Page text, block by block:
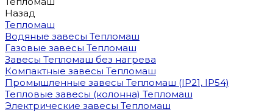
Назад
Тепломаш
Водяные завесы Тепломаш
Газовые завесы Тепломаш
Завесы Тепломаш без нагрева
Компактные завесы Тепломаш
Промышленные завесы Тепломаш (IP21, IP54)
Тепловые завесы (колонна) Тепломаш
Электрические завесы Тепломаш